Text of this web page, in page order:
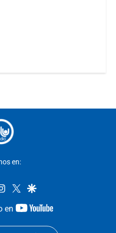
en:
instagram
twittergoogle
en
youtube-